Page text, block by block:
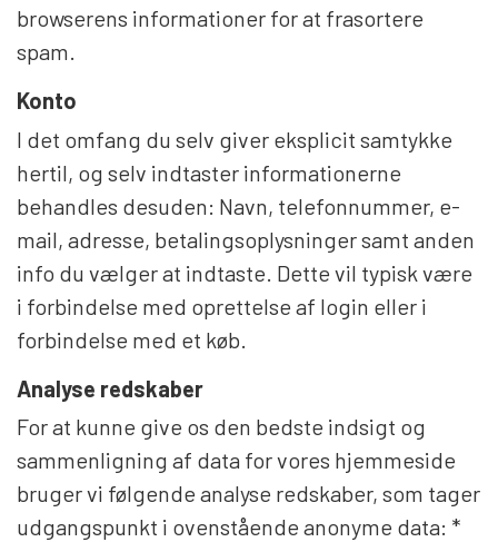
browserens informationer for at frasortere
spam.
Konto
I det omfang du selv giver eksplicit samtykke
hertil, og selv indtaster informationerne
behandles desuden: Navn, telefonnummer, e-
mail, adresse, betalingsoplysninger samt anden
info du vælger at indtaste. Dette vil typisk være
i forbindelse med oprettelse af login eller i
forbindelse med et køb.
Analyse redskaber
For at kunne give os den bedste indsigt og
sammenligning af data for vores hjemmeside
bruger vi følgende analyse redskaber, som tager
udgangspunkt i ovenstående anonyme data: *